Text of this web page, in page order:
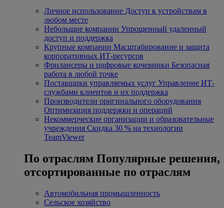
Личное использование Доступ к устройствам в
любом месте
Небольшие компании Упрощенный удаленный
доступ и поддержка
Крупные компании Масштабирование и защита
корпоративных ИТ-ресурсов
Фрилансеры и цифровые кочевники Безопасная
работа в любой точке
Поставщики управляемых услуг Управление ИТ-
службами клиентов и их поддержка
Производители оригинального оборудования
Оптимизация поддержки и операций
Некоммерческие организации и образовательные
учреждения Скидка 30 % на технологии
TeamViewer
По отраслям Популярные решения,
отсортированные по отраслям
Автомобильная промышленность
Сельское хозяйство